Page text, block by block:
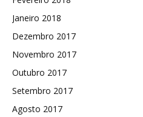
Janeiro 2018
Dezembro 2017
Novembro 2017
Outubro 2017
Setembro 2017
Agosto 2017